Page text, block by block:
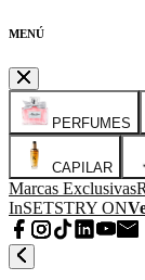
MENÚ
PERFUMES
CAPILAR
Marcas Exclusivas
InSETSTRY ON